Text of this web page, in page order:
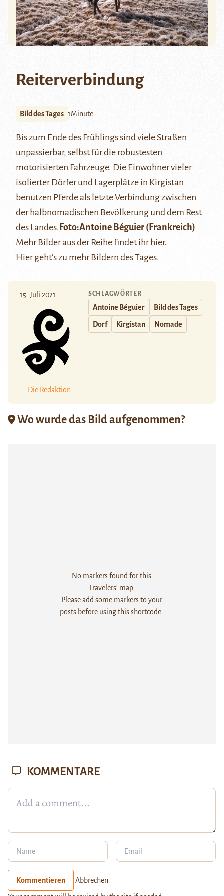
Reiterverbindung
Bild des Tages 1Minute
Bis zum Ende des Frühlings sind viele Straßen
unpassierbar, selbst für die robustesten
motorisierten Fahrzeuge. Die Einwohner vieler
isolierter Dörfer und Lagerplätze in Kirgistan
benutzen Pferde als letzte Verbindung zwischen
der halbnomadischen Bevölkerung und dem Rest
des Landes.Foto:Antoine Béguier (Frankreich)
Mehr Bilder aus der Reihe findet ihrhier.
Hiergeht’s zu mehr Bildern des Tages.
15. Juli 2021
Die Redaktion
SCHLAGWÖRTER
Antoine Béguier Bild des Tages
Dorf Kirgistan Nomade
Wo wurde das Bild aufgenommen?
No markers found for this
Travelers' map.
Please add some markers to your
posts before using this shortcode.
KOMMENTARE
Kommentieren Abbrechen